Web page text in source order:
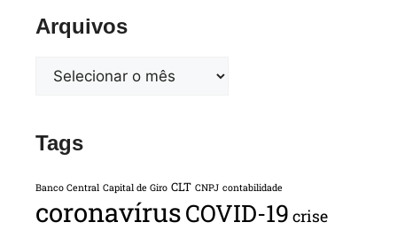
Arquivos
Tags
Banco Central Capital de Giro CLT CNPJ contabilidade
coronavírusCOVID-19 crise